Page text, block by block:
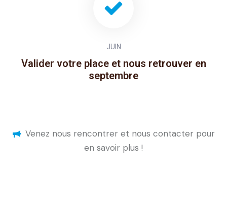
JUIN
Valider votre place et nous retrouver en
septembre
Venez nous rencontrer et nous contacter pour
en savoir plus !